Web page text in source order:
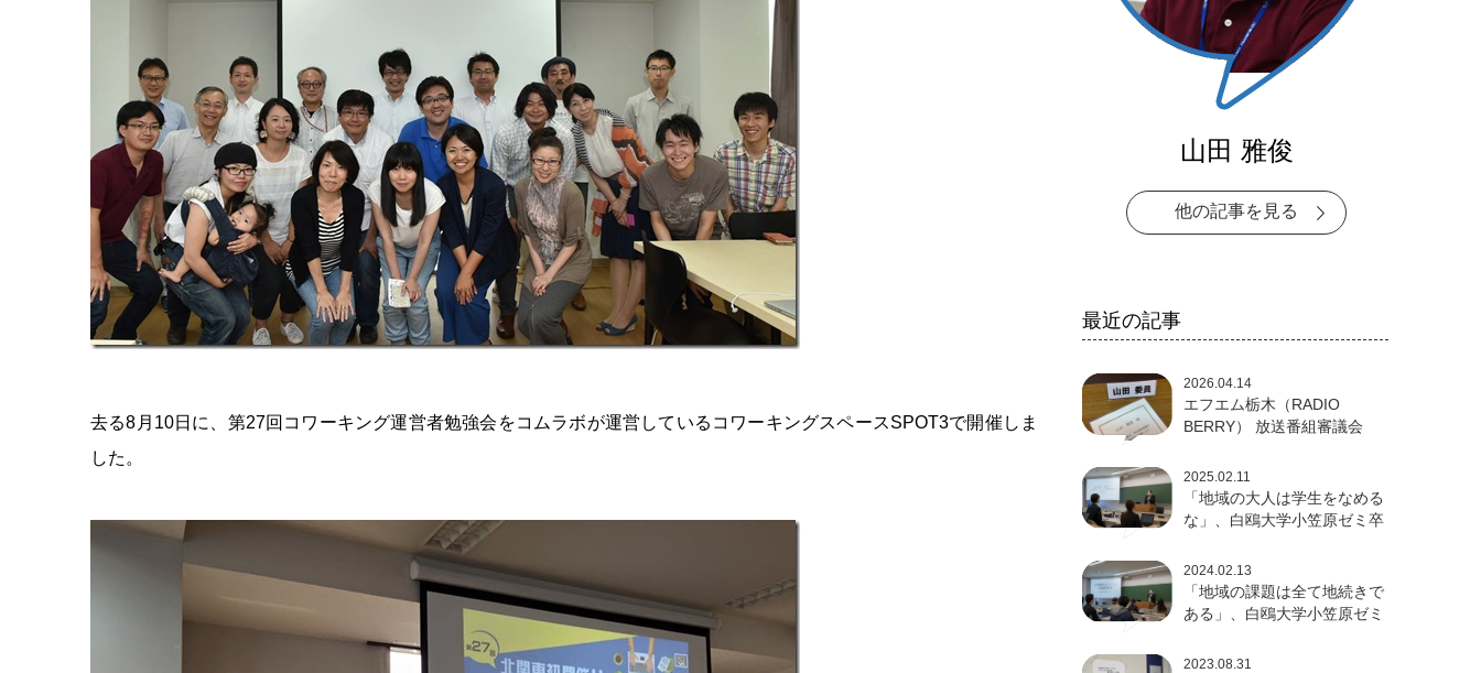
去る8月10日に、第27回コワーキング運営者勉強会をコムラボが運営しているコワーキングスペースSPOT3で開催しま
した。
山田 雅俊
他の記事を見る
最近の記事
2026.04.14
エフエム栃木（RADIO
BERRY） 放送番組審議会
2025.02.11
「地域の大人は学生をなめる
な」、白鴎大学小笠原ゼミ卒
2024.02.13
「地域の課題は全て地続きで
ある」、白鴎大学小笠原ゼミ
2023.08.31